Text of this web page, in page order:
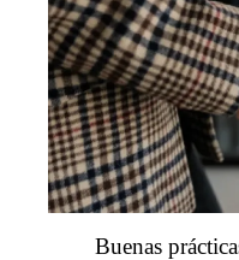
Buenas